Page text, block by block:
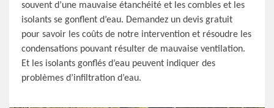
souvent d’une mauvaise étanchéité et les combles et les
isolants se gonflent d’eau. Demandez un devis gratuit
pour savoir les coûts de notre intervention et résoudre les
condensations pouvant résulter de mauvaise ventilation.
Et les isolants gonflés d’eau peuvent indiquer des
problèmes d’infiltration d’eau.